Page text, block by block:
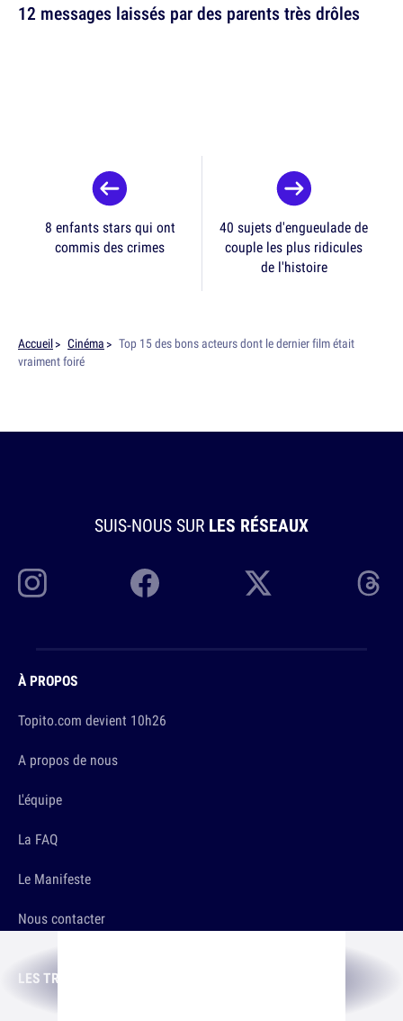
12 messages laissés par des parents très drôles
8 enfants stars qui ont
commis des crimes
40 sujets d'engueulade de
couple les plus ridicules
de l'histoire
Accueil Cinéma
Top 15 des bons acteurs dont le dernier film était
vraiment foiré
SUIS-NOUS SUR LES RÉSEAUX
À PROPOS
Topito.com devient 10h26
A propos de nous
L'équipe
La FAQ
Le Manifeste
Nous contacter
LES TRUCS SÉRIEUX